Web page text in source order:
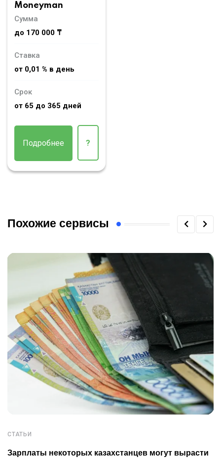
Moneyman
Сумма
до 170 000 ₸
Ставка
от 0,01 % в день
Срок
от 65 до 365 дней
Подробнее ?
Похожие сервисы
СТАТЬИ
Зарплаты некоторых казахстанцев могут вырасти